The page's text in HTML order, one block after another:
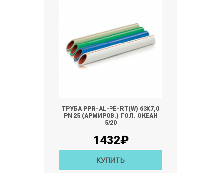
ТРУБА PPR-AL-PE-RT(W) 63Х7,0
РN 25 (АРМИРОВ.) ГОЛ. ОКЕАН
5/20
1432₽
КУПИТЬ